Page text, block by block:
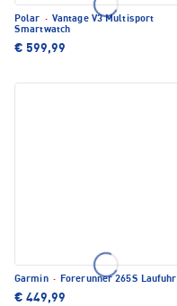
Polar · Vantage V3 Multisport
Smartwatch
€ 599,99
Garmin · Forerunner 265S Laufuhr
€ 449,99